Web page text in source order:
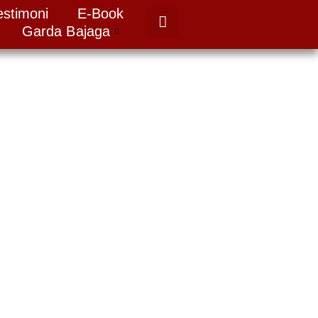
E-Book
Garda Bajaga